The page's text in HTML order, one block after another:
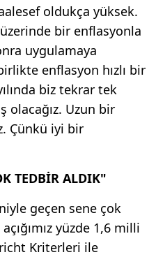
oldukça yüksek.
bir enflasyonla
uygulamaya
enflasyon hızlı bir
biz tekrar tek
olacağız. Uzun bir
Çünkü iyi bir
TEDBİR ALDIK"
geçen sene çok
yüzde 1,6 milli
Kriterleri ile